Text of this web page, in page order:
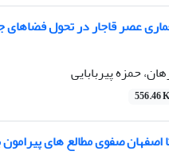
عصر قاجار در تحول
حمزه پیربابایی
556.46
اصفهان صفوی مطالع های